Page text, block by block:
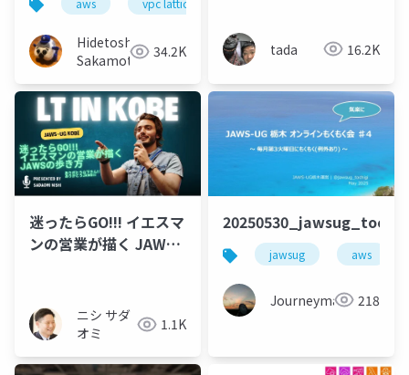
aws vpc lattice
Hidetoshi
Sakamoto
34.2K
#jjug_ccc
tada 16.2K
迷ったらGO!!! イエスマ
ンの営業が描く JAWS
ニシ サダ
オミ
1.1K
jawsug aws
Journeyman 218